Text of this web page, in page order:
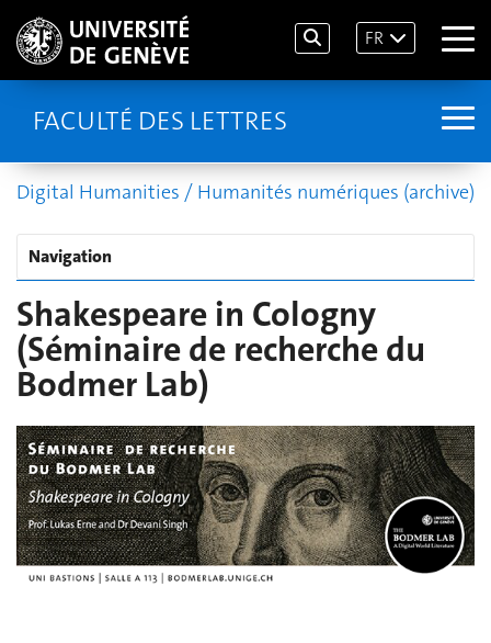
FR
FACULTÉ DES LETTRES
Digital Humanities / Humanités numériques (archive)
Navigation
Shakespeare in Cologny
(Séminaire de recherche du
Bodmer Lab)